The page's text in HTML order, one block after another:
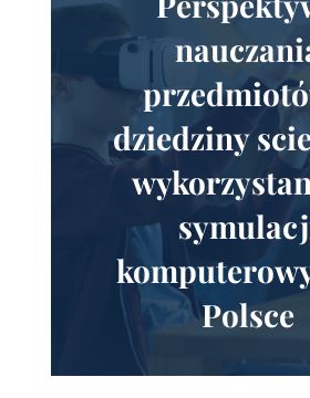
dziedziny
Polsce